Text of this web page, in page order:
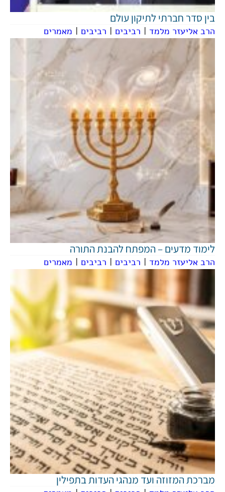
בין סדר חברתי לתיקון עולם
הרב אליעזר מלמד | רביבים | רביבים | מאמרים
לימוד מדעים – המפתח להבנת התורה
הרב אליעזר מלמד | רביבים | רביבים | מאמרים
מברכת המזוזה ועד מנהגי העדות בתפילין